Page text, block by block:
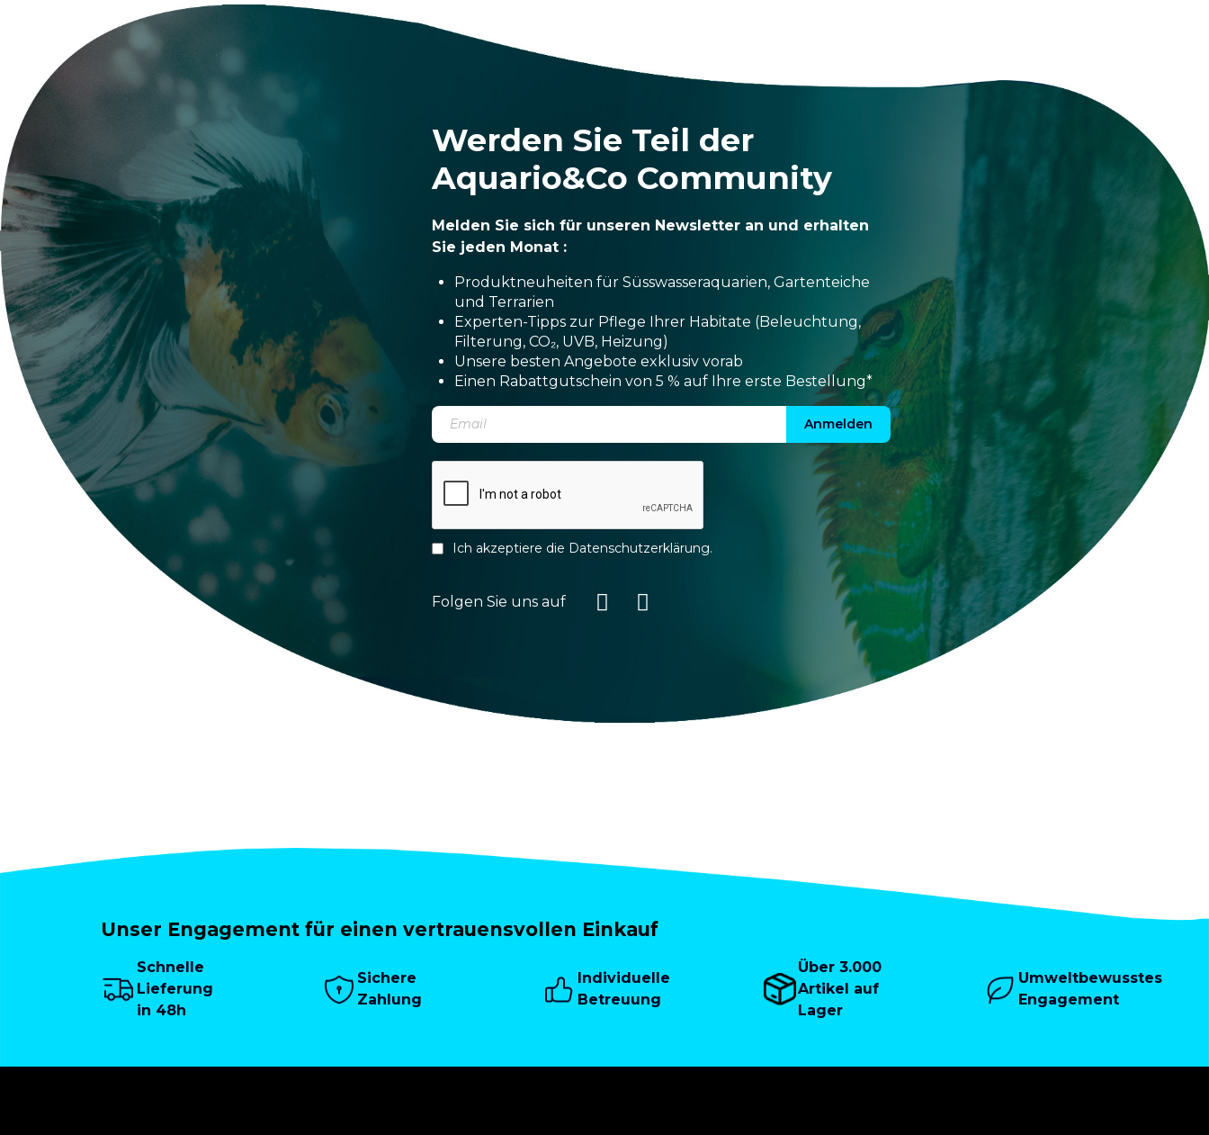
Werden Sie Teil der
Aquario&Co Community
Melden Sie sich für unseren Newsletter an und erhalten
Sie jeden Monat :
Produktneuheiten für Süsswasseraquarien, Gartenteiche
und Terrarien
Experten-Tipps zur Pflege Ihrer Habitate (Beleuchtung,
Filterung, CO₂, UVB, Heizung)
Unsere besten Angebote exklusiv vorab
Einen Rabattgutschein von 5 % auf Ihre erste Bestellung*
Anmelden
Ich akzeptiere die Datenschutzerklärung.
Folgen Sie uns auf
Unser Engagement für einen vertrauensvollen Einkauf
Schnelle
Lieferung
in 48h
Sichere
Zahlung
Individuelle
Betreuung
Über 3.000
Artikel auf
Lager
Umweltbewusstes
Engagement